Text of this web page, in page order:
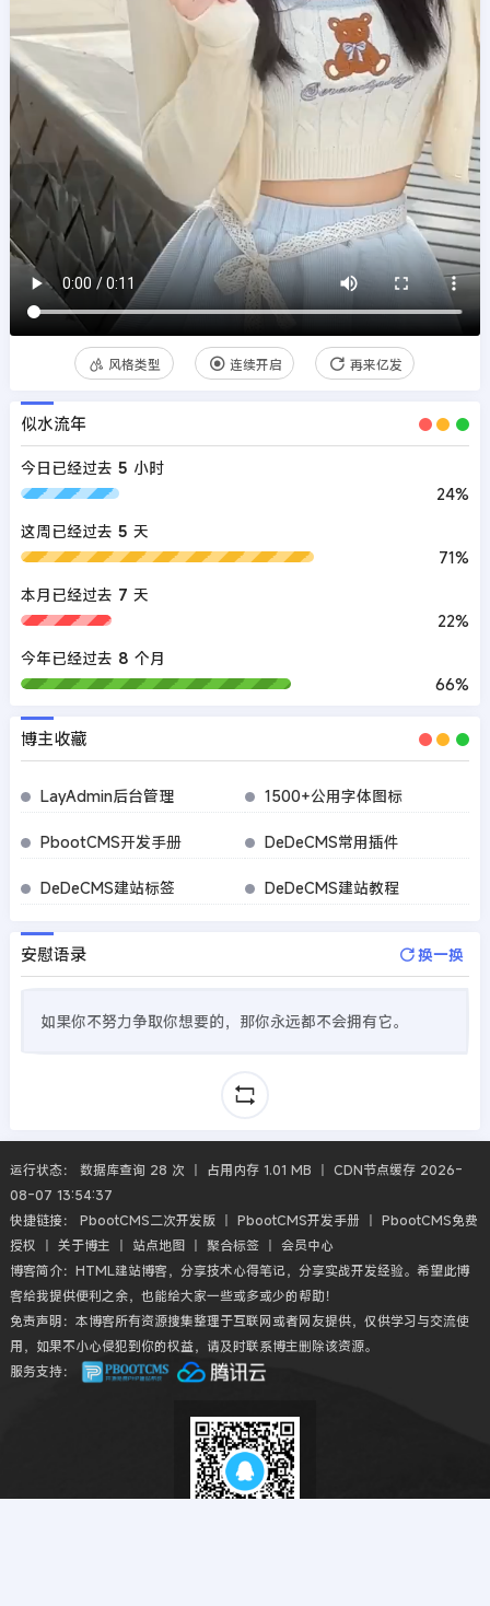
风格类型 连续开启 再来亿发
似水流年
今日已经过去 5 小时
24%
这周已经过去 5 天
71%
本月已经过去 7 天
22%
今年已经过去 8 个月
66%
博主收藏
LayAdmin后台管理 1500+公用字体图标
PbootCMS开发手册 DeDeCMS常用插件
DeDeCMS建站标签 DeDeCMS建站教程
安慰语录 换一换
如果你不努力争取你想要的，那你永远都不会拥有它。
运行状态： 数据库查询 28 次 丨 占用内存 1.01 MB 丨 CDN节点缓存 2026-
08-07 13:54:37
快捷链接： PbootCMS二次开发版丨 PbootCMS开发手册 丨 PbootCMS免费
授权 丨 关于博主 丨 站点地图丨 聚合标签丨 会员中心
博客简介：HTML建站博客，分享技术心得笔记，分享实战开发经验。希望此博
客给我提供便利之余，也能给大家一些或多或少的帮助！
免责声明：本博客所有资源搜集整理于互联网或者网友提供，仅供学习与交流使
用，如果不小心侵犯到你的权益，请及时联系博主删除该资源。
服务支持：